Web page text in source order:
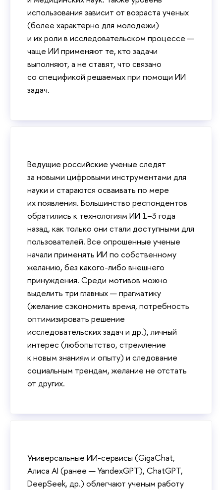
использования зависит от возраста ученых
(более характерно для молодежи)
и их роли в исследовательском процессе —
чаще ИИ применяют те, кто задачи
выполняют, а не ставят, что связано
со спецификой решаемых при помощи ИИ
задач.
Ведущие российские ученые следят
за новыми цифровыми инструментами для
науки и стараются осваивать по мере
их появления. Большинство респондентов
обратились к технологиям ИИ 1–3 года
назад, как только они стали доступными для
пользователей. Все опрошенные ученые
начали применять ИИ по собственному
желанию, без какого-либо внешнего
принуждения. Среди мотивов можно
выделить три главных — прагматику
(желание сэкономить время, потребность
оптимизировать решение
исследовательских задач и др.), личный
интерес (любопытство, стремление
к новым знаниям и опыту) и следование
социальным трендам, желание не отстать
от других.
Универсальные ИИ-сервисы (GigaChat,
Алиса AI (ранее — YandexGPT), ChatGPT,
DeepSeek, др.) облегчают ученым работу